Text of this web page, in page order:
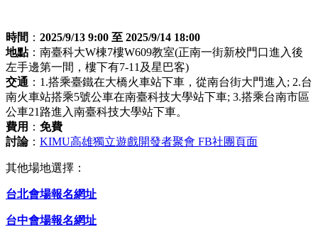
時間 ： 2025/9/13 9:00 至 2025/9/14 18:00
地點：南臺科大W棟7樓W609教室(正南一街新校門口進入後
左手邊第一間，樓下有7-11及星巴客)
交通 ：1.搭乘臺鐵在大橋火車站下車，從南台街大門進入; 2.台
南火車站搭乘5號公車在南臺科技大學站下車; 3.搭乘台南市區
公車21路進入南臺科技大學站下車。
費用 ： 免費
討論： KIMU高雄獨立遊戲開發者聚會 FB社團頁面
其他場地選擇：
台北會場報名網址
台中會場報名網址